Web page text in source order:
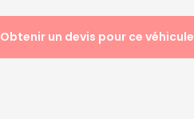
Obtenir un devis pour ce véhicule